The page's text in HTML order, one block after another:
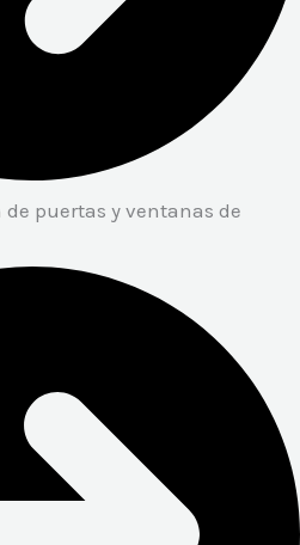
puertas y ventanas de